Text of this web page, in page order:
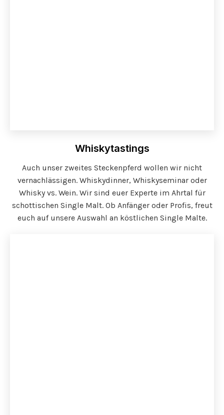
Whiskytastings
Auch unser zweites Steckenpferd wollen wir nicht
vernachlässigen. Whiskydinner, Whiskyseminar oder
Whisky vs. Wein. Wir sind euer Experte im Ahrtal für
schottischen Single Malt. Ob Anfänger oder Profis, freut
euch auf unsere Auswahl an köstlichen Single Malte.